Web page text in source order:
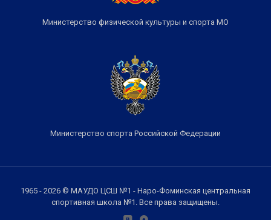
Министерство физической культуры и спорта МО
Министерство спорта Российской Федерации
1965 - 2026 © МАУДО ЦСШ №1 - Наро-Фоминская центральная
спортивная школа №1. Все права защищены.